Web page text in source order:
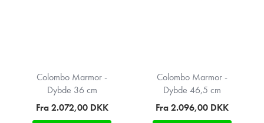
Colombo Marmor -
Dybde 36 cm
Fra 2.072,00 DKK
Colombo Marmor -
Dybde 46,5 cm
Fra 2.096,00 DKK